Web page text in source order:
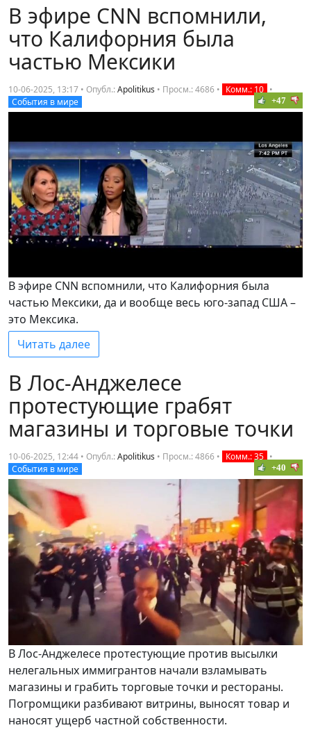
В эфире CNN вспомнили,
что Калифорния была
частью Мексики
10-06-2025, 13:17 • Опубл.:Apolitikus • Просм.: 4686 • Комм.: 10 •
События в мире
+47
В эфире CNN вспомнили, что Калифорния была
частью Мексики, да и вообще весь юго-запад США –
это Мексика.
Читать далее
В Лос-Анджелесе
протестующие грабят
магазины и торговые точки
10-06-2025, 12:44 • Опубл.:Apolitikus • Просм.: 4866 • Комм.: 35 •
События в мире
+40
В Лос-Анджелесе протестующие против высылки
нелегальных иммигрантов начали взламывать
магазины и грабить торговые точки и рестораны.
Погромщики разбивают витрины, выносят товар и
наносят ущерб частной собственности.